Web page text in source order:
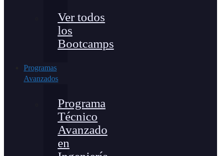
Ver todos
los
Bootcamps
Programas
Avanzados
Programa
Técnico
Avanzado
en